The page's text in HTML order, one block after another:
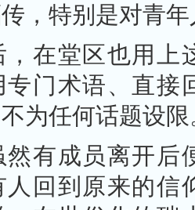
，特别是对青
，在堂区也用上
专门术语、直接
为任何话题设限
然有成员离开后
人回到原来的信